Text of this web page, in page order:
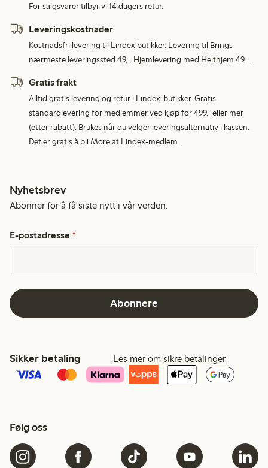
For salgsvarer tilbyr vi 14 dagers retur.
Leveringskostnader
Kostnadsfri levering til Lindex butikker. Levering til Brings
nærmeste leveringssted 49,-. Hjemlevering med Helthjem 49,-.
Gratis frakt
Alltid gratis levering og retur i Lindex-butikker. Gratis
standardlevering for medlemmer ved kjøp for 499,- eller mer
(etter rabatt). Brukes når du velger leveringsalternativ i kassen.
Det er gratis å bli More at Lindex-medlem.
Nyhetsbrev
Abonner for å få siste nytt i vår verden.
E-postadresse *
Abonnere
Sikker betaling Les mer om sikre betalinger
Følg oss